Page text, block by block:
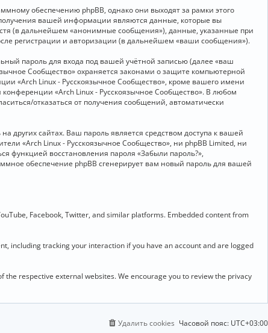
обеспечению phpBB, однако они выходят за рамки этого
вашей информации являются данные, которые вы
(в дальнейшем «анонимные сообщения»), данные, указанные при
регистрации и авторизации (в дальнейшем «ваши сообщения»).
пароль для входа под вашей учётной записью (далее «ваш
Сообщество» охраняется законами о защите компьютерной
«Arch Linux - Русскоязычное Сообщество», кроме вашего имени
«Arch Linux - Русскоязычное Сообщество». В любом
отказаться от получения сообщений, автоматически
сайтах. Ваш пароль является средством доступа к вашей
«Arch Linux - Русскоязычное Сообщество», ни phpBB Limited, ни
функцией восстановления пароля «Забыли пароль?»,
обеспечение phpBB сгенерирует вам новый пароль для вашей
Facebook, Twitter, and similar platforms. Embedded content from
including tracking your interaction if you have an account and are logged
the respective external websites. We encourage you to review the privacy
Часовой пояс: UTC+03:00
Удалить cookies